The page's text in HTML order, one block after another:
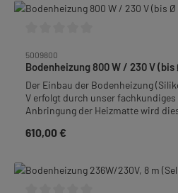
5009800
Bodenheizung 800 W / 230 V (bis
Der Einbau der Bodenheizung
V erfolgt durch unser fachkundiges
Anbringung der Heizmatte wird
Wärmeverlust zu
Regulärer Preis:
610,00 €